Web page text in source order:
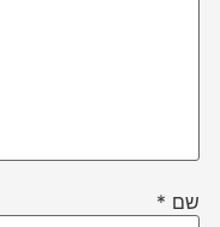
שם *